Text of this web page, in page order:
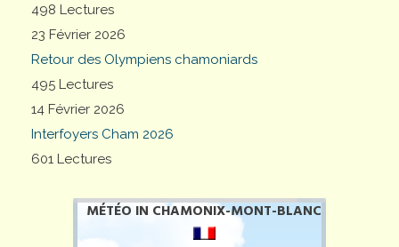
498 Lectures
23 Février 2026
Retour des Olympiens chamoniards
495 Lectures
14 Février 2026
Interfoyers Cham 2026
601 Lectures
MÉTÉO IN CHAMONIX-MONT-BLANC